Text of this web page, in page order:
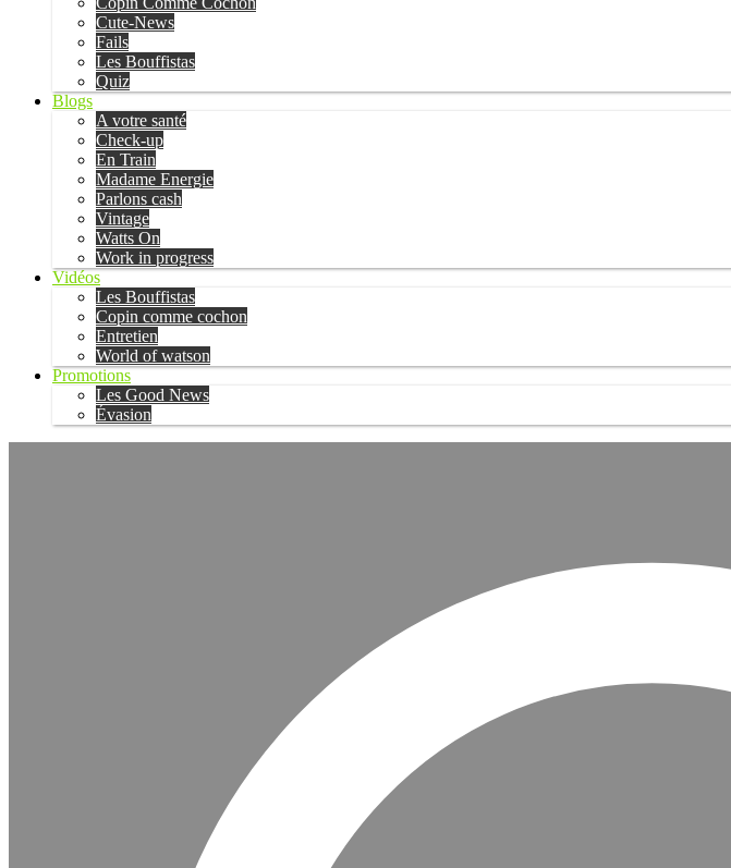
Cute-News
Fails
Les Bouffistas
Quiz
Blogs
A votre santé
Check-up
En Train
Madame Energie
Parlons cash
Vintage
Watts On
Work in progress
Vidéos
Les Bouffistas
Copin comme cochon
Entretien
World of watson
Promotions
Les Good News
Évasion